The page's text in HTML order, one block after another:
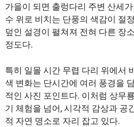
가을이 되면 출렁다리 주변 산세
수 위로 비치는 단풍의 색감이 절
덮인 설경이 펼쳐져 전혀 다른 장
정도다.
특히 일몰 시간 무렵 다리 위에서
색 변화는 단시간에 여러 풍경을
적인 사진 포인트다. 이처럼 상무
기 체험을 넘어, 시각적 감상과 공
적 자연 명소로 자리 잡고 있다.